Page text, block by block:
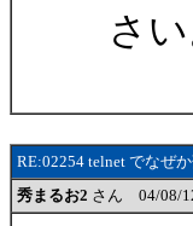
さい
RE:02254 telnet でなぜ
秀まるお2 さん 04/08/